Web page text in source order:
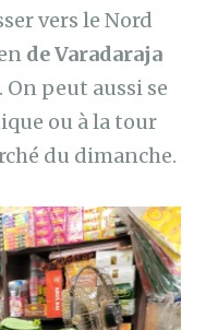
vers le Nord
de Varadaraja
On peut aussi se
ou à la tour
du dimanche.